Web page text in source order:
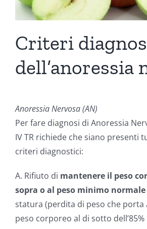
Criteri
dell’anoressia
Anoressia Nervosa (AN)
Per fare diagnosi di Anoressia
IV TR richiede che siano presenti
criteri diagnostici:
A. Rifiuto di mantenere il peso
sopra o al peso minimo normale
statura (perdita di peso che porta
peso corporeo al di sotto